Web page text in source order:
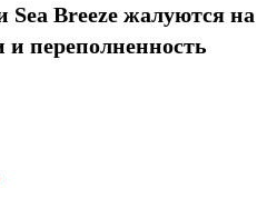
Breeze жалуются на
и переполненность